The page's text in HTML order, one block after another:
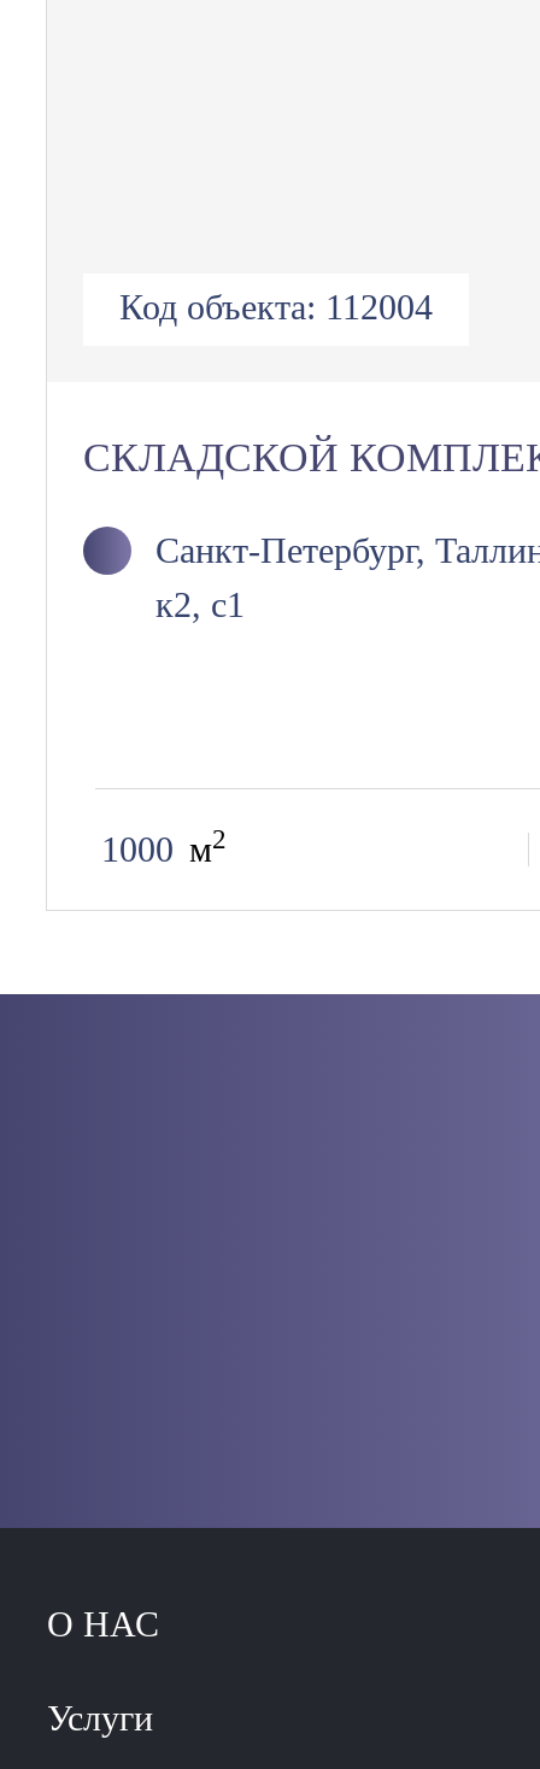
Код объекта: 112004
СКЛАДСКОЙ
Санкт-Петербург,
к2, с1
1000 м2
О НАС
Услуги